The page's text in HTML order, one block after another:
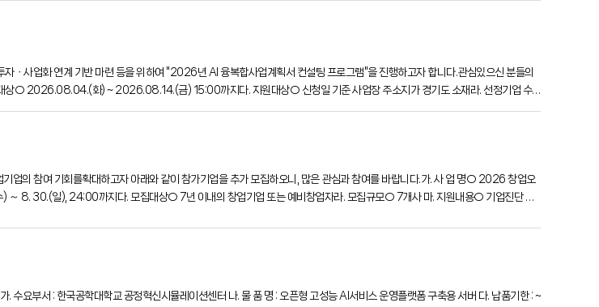
ㆍ사업화 연계 기반 마련 등을 위하여 "2026년 AI 융복합사업계획서 컨설팅 프로그램"을 진행하고자 합니다.관심있으신 분들의
상○ 2026.08.04.(화) ~ 2026.08.14.(금) 15:00까지다. 지원대상○ 신청일 기준 사업장 주소지가 경기도 소재라. 선정기업 수
업의 참여 기회를확대하고자 아래와 같이 참가기업을 추가 모집하오니, 많은 관심과 참여를 바랍니다.가. 사 업 명○ 2026 창업오
～ 8. 30.(일), 24:00까지다. 모집대상○ 7년 이내의 창업기업 또는 예비창업자라. 모집규모○ 7개사 마. 지원내용○ 기업진단 및